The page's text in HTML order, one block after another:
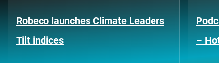
Robeco launches Climate Leaders
Tilt indices
–